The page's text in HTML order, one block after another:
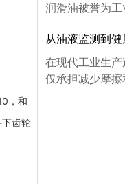
，和
齿轮
润滑油被誉为工
从油液监测到健
在现代工业生
仅承担减少摩擦